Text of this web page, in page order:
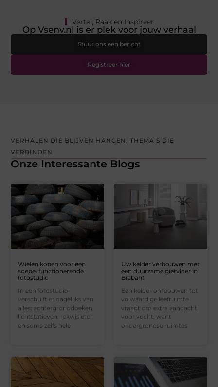
Vertel, Raak en Inspireer
Op Vsenv.nl is er plek voor jouw verhaal
Stuur ons een bericht
Registreer hier
VERHALEN DIE BLIJVEN HANGEN, THEMA’S DIE
VERBINDEN
Onze Interessante Blogs
Wielen kopen voor een
soepel functionerende
fotostudio
In een fotostudio
verschuift er dagelijks van
alles: achtergronddoeken,
lichtstatieven, rekwisieten
en soms zelfs hele
Uw kelder verbouwen met
een duurzame gietvloer in
Brabant
Een kelder ombouwen tot
volwaardige leefruimte
vraagt om extra aandacht
voor vocht, want
ondergrondse ruimtes